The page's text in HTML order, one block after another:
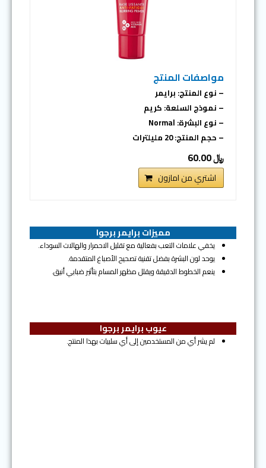
مواصفات المنتج
– نوع المنتج: برايمر
– نموذج السلعة: كريم
– نوع البشرة: Normal
– حجم المنتج: 20 مليلترات
﷼ 60.00
اشتري من امازون
مميزات برايمر برجوا
يخفي علامات التعب بفعالية مع تقليل الاحمرار والهالات السوداء.
يوحد لون البشرة بفضل تقنية تصحيح الأصباغ المتقدمة.
ينعم الخطوط الدقيقة ويقلل مظهر المسام بتأثير ضبابي أنيق.
عيوب برايمر برجوا
لم يشر أي من المستخدمين إلى أي سلبيات بهذا المنتج.